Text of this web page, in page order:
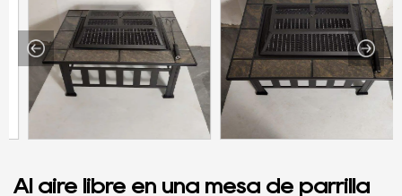
Al aire libre en una mesa de parrilla